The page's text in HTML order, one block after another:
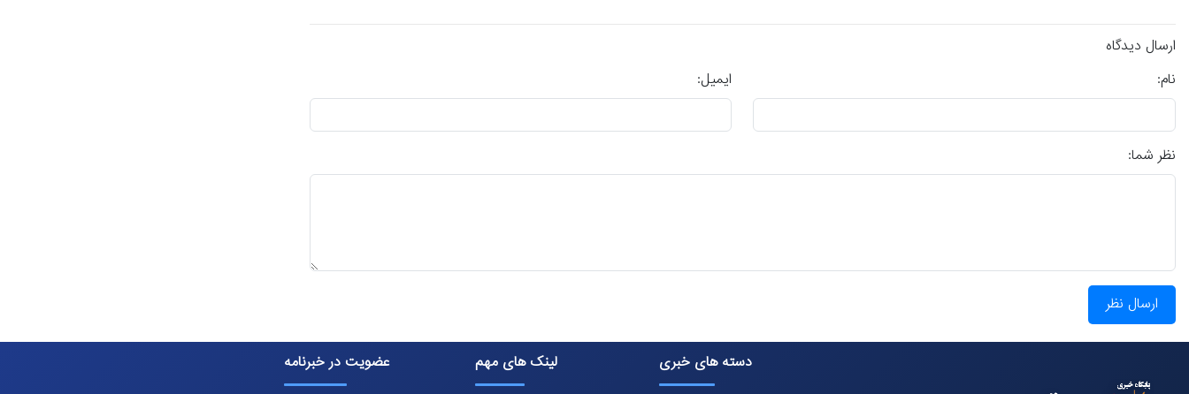
ارسال دیدگاه
نام:
ایمیل:
نظر شما:
ارسال نظر
دسته های خبری لینک های مهم عضویت در خبرنامه